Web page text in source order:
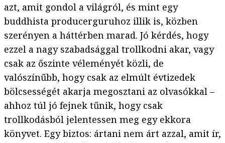
azt, amit gondol a világról, és mint egy
buddhista producerguruhoz illik is, közben
szerényen a háttérben marad. Jó kérdés, hogy
ezzel a nagy szabadsággal trollkodni akar, vagy
csak az őszinte véleményét közli, de
valószínűbb, hogy csak az elmúlt évtizedek
bölcsességét akarja megosztani az olvasókkal –
ahhoz túl jó fejnek tűnik, hogy csak
trollkodásból jelentessen meg egy ekkora
könyvet. Egy biztos: ártani nem árt azzal, amit ír,